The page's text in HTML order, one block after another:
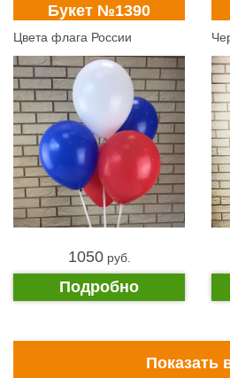
Букет №1390
Цвета флага России
1050pуб.
Подробно
Показать